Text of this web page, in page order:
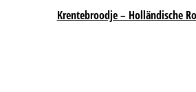
Krentebroodje – Holländische